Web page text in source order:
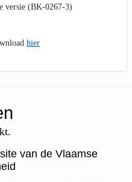
versie (BK-0267-3)
hier
van de Vlaamse